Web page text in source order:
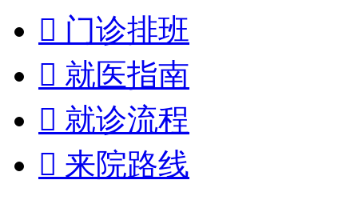
 门诊排班
 就医指南
 就诊流程
 来院路线